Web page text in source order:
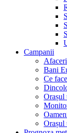
Campanii
Bani
Ce
Orașul
Orașul